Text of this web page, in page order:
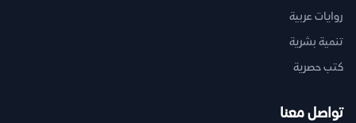
روايات عربية
تنمية بشرية
كتب حصرية
تواصل معنا